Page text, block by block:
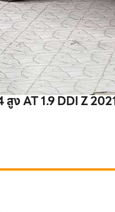
ง AT 1.9 DDI Z